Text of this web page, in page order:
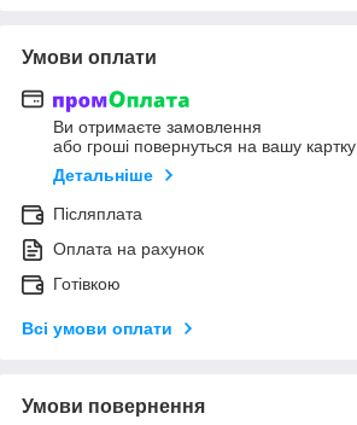
Умови оплати
Ви отримаєте замовлення
або гроші повернуться на вашу картку
Детальніше
Післяплата
Оплата на рахунок
Готівкою
Всі умови оплати
Умови повернення